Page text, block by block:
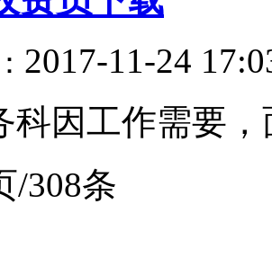
2017-11-24
科因工作需要
/308条